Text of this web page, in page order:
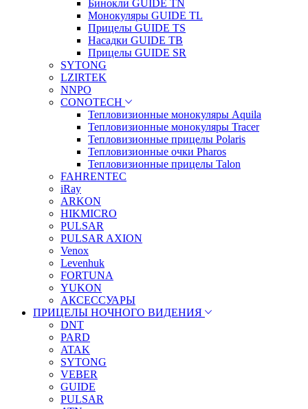
Бинокли GUIDE TN
Монокуляры GUIDE TL
Прицелы GUIDE TS
Насадки GUIDE TB
Прицелы GUIDE SR
SYTONG
LZIRTEK
NNPO
CONOTECH
Тепловизионные монокуляры Aquila
Тепловизионные монокуляры Tracer
Тепловизионные прицелы Polaris
Тепловизионные очки Pharos
Тепловизионные прицелы Talon
FAHRENTEC
iRay
ARKON
HIKMICRO
PULSAR
PULSAR AXION
Venox
Levenhuk
FORTUNA
YUKON
АКСЕССУАРЫ
ПРИЦЕЛЫ НОЧНОГО ВИДЕНИЯ
DNT
PARD
ATAK
SYTONG
VEBER
GUIDE
PULSAR